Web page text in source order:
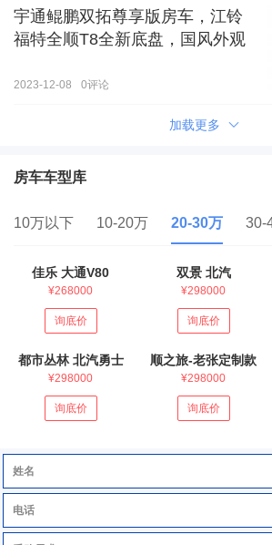
宇通鲲鹏双拓尊享版房车，江铃
福特全顺T8全新底盘，国风外观
2023-12-08 0评论
加载更多
房车车型库
10万以下 10-20万 20-30万 30-
佳乐 大通V80
¥268000
询底价
双景 北汽
¥298000
询底价
都市丛林 北汽勇士
¥298000
询底价
顺之旅-老张定制款
¥298000
询底价